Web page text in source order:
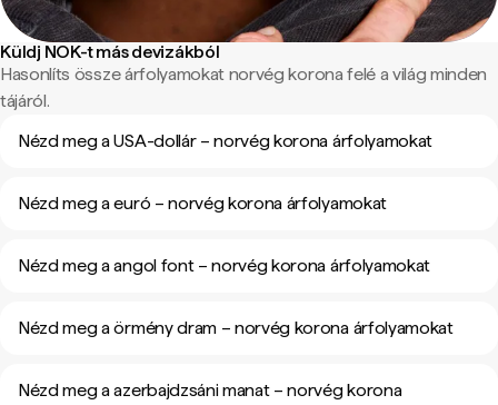
Küldj NOK-t más devizákból
Hasonlíts össze árfolyamokat norvég korona felé a világ minden
tájáról.
Nézd meg a USA-dollár – norvég korona árfolyamokat
Nézd meg a euró – norvég korona árfolyamokat
Nézd meg a angol font – norvég korona árfolyamokat
Nézd meg a örmény dram – norvég korona árfolyamokat
Nézd meg a azerbajdzsáni manat – norvég korona